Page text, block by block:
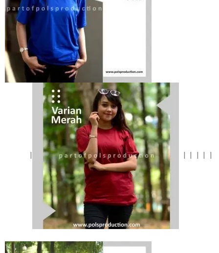
| | | | | |